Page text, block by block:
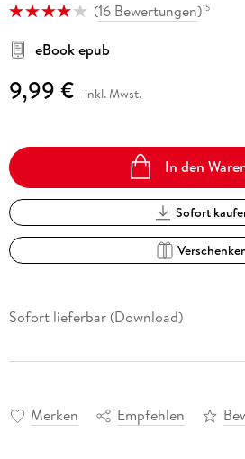
(16 Bewertungen)15
eBook epub
9,99 € inkl. Mwst.
In den
Sofort
Sofort lieferbar (Download)
Merken Empfehlen